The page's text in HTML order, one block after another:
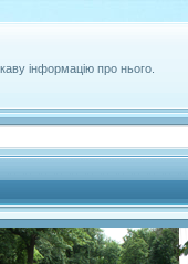
інформацію про нього.